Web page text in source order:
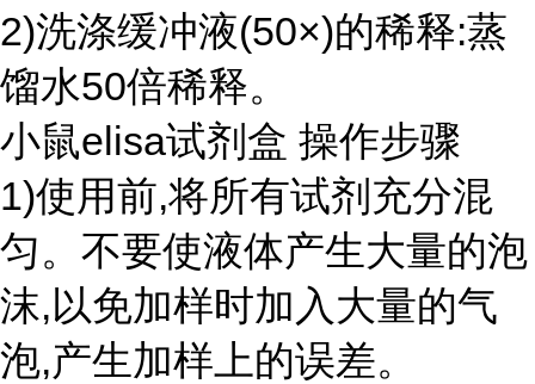
2)洗涤缓冲液(50×)的稀释:蒸
馏水50倍稀释。
小鼠elisa试剂盒 操作步骤
1)使用前,将所有试剂充分混
匀。不要使液体产生大量的泡
沫,以免加样时加入大量的气
泡,产生加样上的误差。